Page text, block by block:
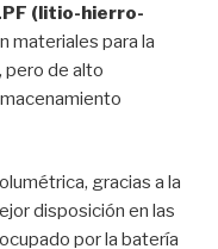
(litio-hierro-
materiales para la
pero de alto
gracias a la
disposición en las
por la batería